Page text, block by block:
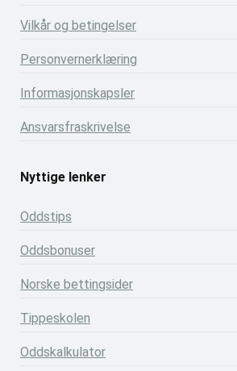
Vilkår og betingelser
Personvernerklæring
Informasjonskapsler
Ansvarsfraskrivelse
Nyttige lenker
Oddstips
Oddsbonuser
Norske bettingsider
Tippeskolen
Oddskalkulator